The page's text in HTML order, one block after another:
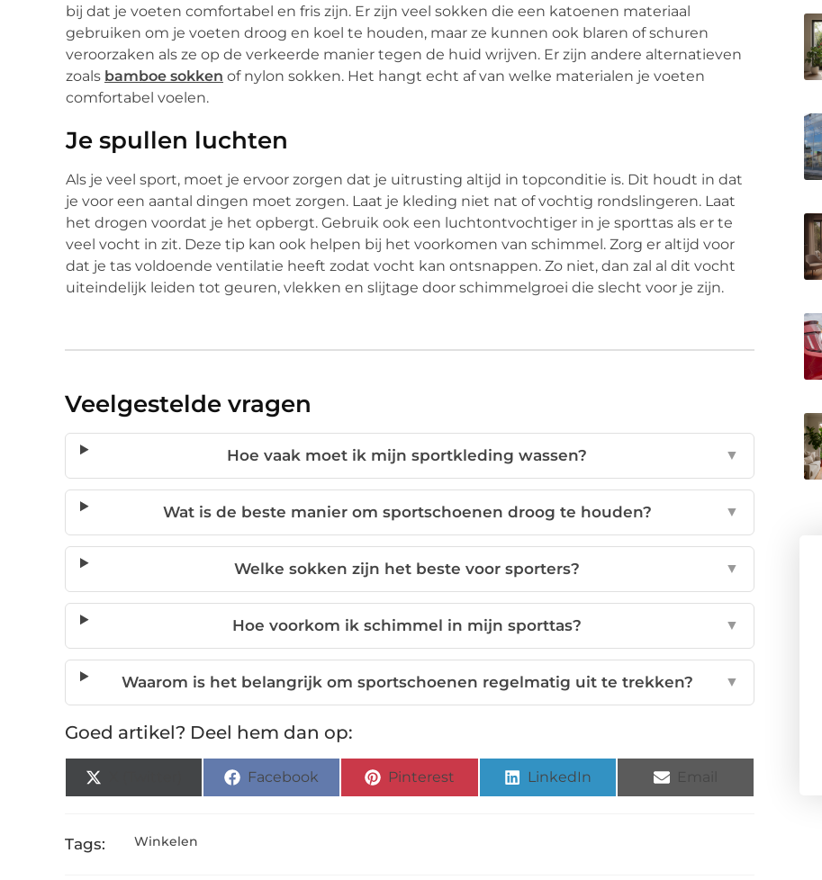
bij dat je voeten comfortabel en fris zijn. Er zijn veel sokken die een katoenen materiaal
gebruiken om je voeten droog en koel te houden, maar ze kunnen ook blaren of schuren
veroorzaken als ze op de verkeerde manier tegen de huid wrijven. Er zijn andere alternatieven
zoals bamboe sokken of nylon sokken. Het hangt echt af van welke materialen je voeten
comfortabel voelen.
Je spullen luchten
Als je veel sport, moet je ervoor zorgen dat je uitrusting altijd in topconditie is. Dit houdt in dat
je voor een aantal dingen moet zorgen. Laat je kleding niet nat of vochtig rondslingeren. Laat
het drogen voordat je het opbergt. Gebruik ook een luchtontvochtiger in je sporttas als er te
veel vocht in zit. Deze tip kan ook helpen bij het voorkomen van schimmel. Zorg er altijd voor
dat je tas voldoende ventilatie heeft zodat vocht kan ontsnappen. Zo niet, dan zal al dit vocht
uiteindelijk leiden tot geuren, vlekken en slijtage door schimmelgroei die slecht voor je zijn.
Veelgestelde vragen
Hoe vaak moet ik mijn sportkleding wassen? ▼
Wat is de beste manier om sportschoenen droog te houden? ▼
Welke sokken zijn het beste voor sporters? ▼
Hoe voorkom ik schimmel in mijn sporttas? ▼
Waarom is het belangrijk om sportschoenen regelmatig uit te trekken? ▼
Goed artikel? Deel hem dan op:
Facebook Pinterest LinkedIn
Tags: Winkelen